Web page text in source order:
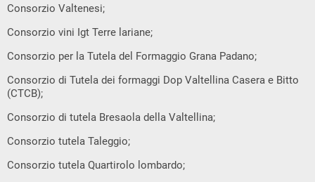
Consorzio Valtenesi;
Consorzio vini Igt Terre lariane;
Consorzio per la Tutela del Formaggio Grana Padano;
Consorzio di Tutela dei formaggi Dop Valtellina Casera e Bitto
(CTCB);
Consorzio di tutela Bresaola della Valtellina;
Consorzio tutela Taleggio;
Consorzio tutela Quartirolo lombardo;